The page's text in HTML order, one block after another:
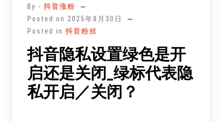
By - 抖音涨粉
Posted on 2025年8月30日
Posted in 抖音粉丝
抖音隐私设置绿色是开
启还是关闭_绿标代表隐
私开启／关闭？